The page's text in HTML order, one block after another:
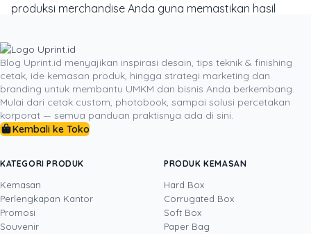
produksi merchandise Anda guna memastikan hasil
teknologi mesin cetak flatbed mutakhir dan bahan baku
berkualitas tinggi yang terjamin keamanannya, kami
siap mewujudkan ide kreatif Anda menjadi souvenir
eksklusif yang memukau mitra bisnis Anda. Jangan
biarkan promosi brand Anda berjalan biasa saja—
segera hubungi kami untuk mendiskusikan konsep
percetakan premium bersama Uprint.id!
DITULIS OLEH
Blog Uprint.id menyajikan inspirasi desain, tips teknik & finishing
cetak, ide kemasan produk, hingga strategi marketing dan
branding untuk membantu UMKM dan bisnis Anda berkembang.
Mulai dari cetak custom, photobook, sampai solusi percetakan
korporat — semua panduan praktisnya ada di sini.
Kembali ke Toko
KATEGORI PRODUK
Kemasan
Perlengkapan Kantor
Promosi
Souvenir
PRODUK KEMASAN
Hard Box
Corrugated Box
Soft Box
Paper Bag